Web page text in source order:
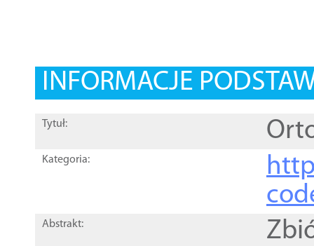
INFORMACJE
Tytuł:
Kategoria:
Abstrakt: